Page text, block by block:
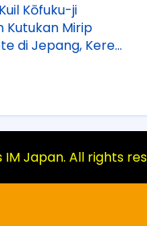
Kōfuku-ji
Kutukan Mirip
di Jepang, Keren
IM Japan. All rights